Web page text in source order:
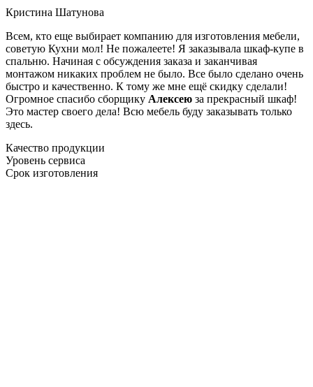
Кристина Шатунова
Всем, кто еще выбирает компанию для изготовления мебели,
советую Кухни мол! Не пожалеете! Я заказывала шкаф-купе в
спальню. Начиная с обсуждения заказа и заканчивая
монтажом никаких проблем не было. Все было сделано очень
быстро и качественно. К тому же мне ещё скидку сделали!
Огромное спасибо сборщику Алексею за прекрасный шкаф!
Это мастер своего дела! Всю мебель буду заказывать только
здесь.
Качество продукции
Уровень сервиса
Срок изготовления